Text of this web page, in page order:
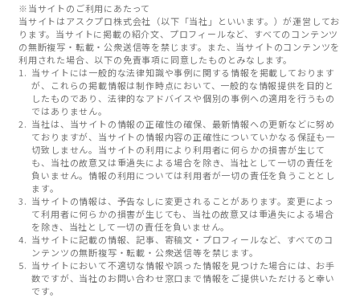
※当サイトのご利用にあたって
当サイトはアスクプロ株式会社（以下「当社」といいます。）が運営してお
ります。当サイトに掲載の紹介文、プロフィールなど、すべてのコンテンツ
の無断複写・転載・公衆送信等を禁じます。また、当サイトのコンテンツを
利用された場合、以下の免責事項に同意したものとみなします。
当サイトには一般的な法律知識や事例に関する情報を掲載しております
が、これらの掲載情報は制作時点において、一般的な情報提供を目的と
したものであり、法律的なアドバイスや個別の事例への適用を行うもの
ではありません。
当社は、当サイトの情報の正確性の確保、最新情報への更新などに努め
ておりますが、当サイトの情報内容の正確性についていかなる保証も一
切致しません。当サイトの利用により利用者に何らかの損害が生じて
も、当社の故意又は重過失による場合を除き、当社として一切の責任を
負いません。情報の利用については利用者が一切の責任を負うこととし
ます。
当サイトの情報は、予告なしに変更されることがあります。変更によっ
て利用者に何らかの損害が生じても、当社の故意又は重過失による場合
を除き、当社として一切の責任を負いません。
当サイトに記載の情報、記事、寄稿文・プロフィールなど、すべてのコ
ンテンツの無断複写・転載・公衆送信等を禁じます。
当サイトにおいて不適切な情報や誤った情報を見つけた場合には、お手
数ですが、当社のお問い合わせ窓口まで情報をご提供いただけると幸い
です。